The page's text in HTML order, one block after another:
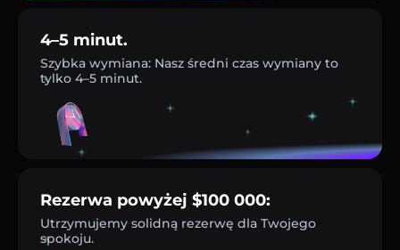
4–5 minut.
Szybka wymiana: Nasz średni czas wymiany to
tylko 4–5 minut.
Rezerwa powyżej $100 000:
Utrzymujemy solidną rezerwę dla Twojego
spokoju.